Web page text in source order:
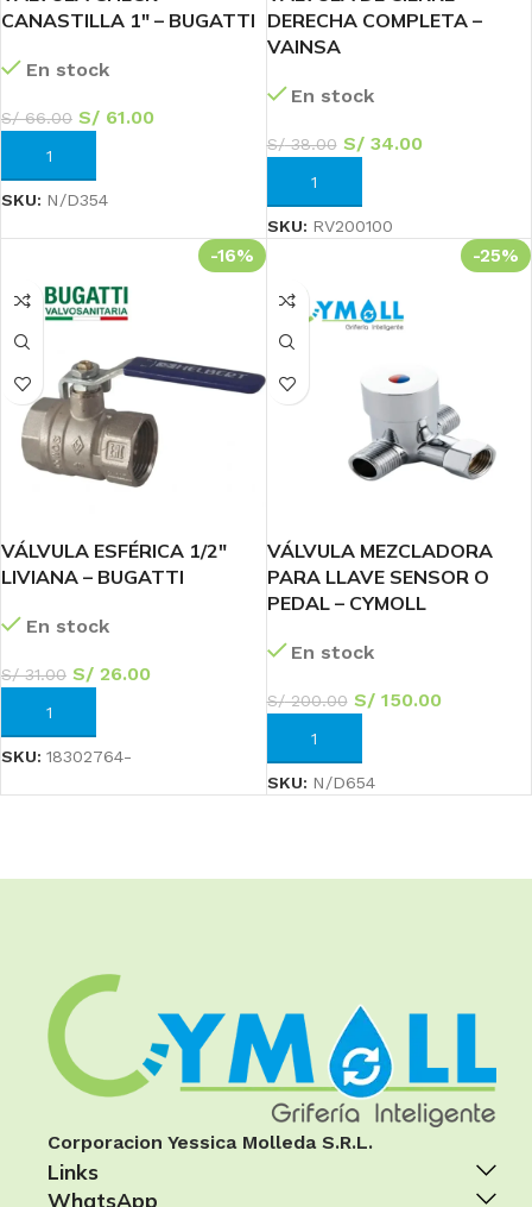
CANASTILLA 1″ – BUGATTI
En stock
S/66.00 S/ 61.00
AÑADIR AL CARRITO
SKU: N/D354
DERECHA COMPLETA –
VAINSA
En stock
S/38.00 S/34.00
AÑADIR AL CARRITO
SKU: RV200100
-16%
VÁLVULA ESFÉRICA 1/2″
LIVIANA – BUGATTI
En stock
S/31.00 S/ 26.00
AÑADIR AL CARRITO
SKU: 18302764-
-25%
VÁLVULA MEZCLADORA
PARA LLAVE SENSOR O
PEDAL – CYMOLL
En stock
S/200.00 S/150.00
AÑADIR AL CARRITO
SKU: N/D654
Corporacion Yessica Molleda S.R.L.
Links
WhatsApp